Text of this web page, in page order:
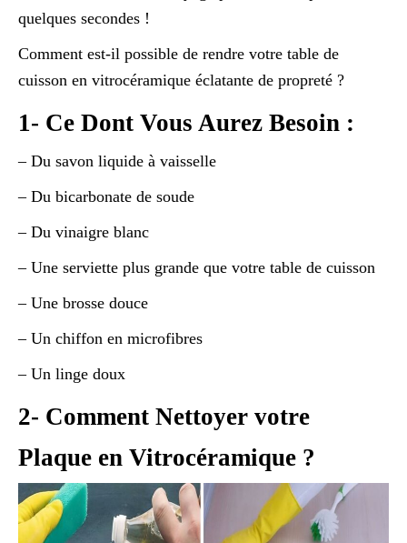
quelques secondes !
Comment est-il possible de rendre votre table de
cuisson en vitrocéramique éclatante de propreté ?
1- Ce Dont Vous Aurez Besoin :
– Du savon liquide à vaisselle
– Du bicarbonate de soude
– Du vinaigre blanc
– Une serviette plus grande que votre table de cuisson
– Une brosse douce
– Un chiffon en microfibres
– Un linge doux
2- Comment Nettoyer votre
Plaque en Vitrocéramique ?